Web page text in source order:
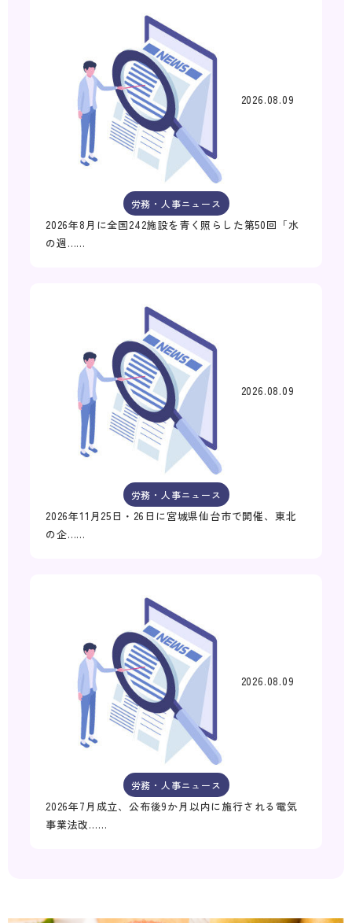
2026.08.09
労務・人事ニュース
2026年8月に全国242施設を青く照らした第50回「水
の週……
2026.08.09
労務・人事ニュース
2026年11月25日・26日に宮城県仙台市で開催、東北
の企……
2026.08.09
労務・人事ニュース
2026年7月成立、公布後9か月以内に施行される電気
事業法改……